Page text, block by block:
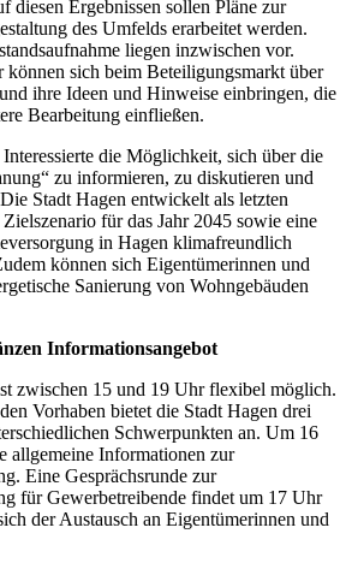
diesen Ergebnissen sollen Pläne zur
des Umfelds erarbeitet werden.
liegen inzwischen vor.
sich beim Beteiligungsmarkt über
ihre Ideen und Hinweise einbringen, die
Bearbeitung einfließen.
die Möglichkeit, sich über die
zu informieren, zu diskutieren und
Stadt Hagen entwickelt als letzten
für das Jahr 2045 sowie eine
in Hagen klimafreundlich
können sich Eigentümerinnen und
Sanierung von Wohngebäuden
Informationsangebot
zwischen 15 und 19 Uhr flexibel möglich.
Vorhaben bietet die Stadt Hagen drei
Schwerpunkten an. Um 16
allgemeine Informationen zur
Eine Gesprächsrunde zur
für Gewerbetreibende findet um 17 Uhr
der Austausch an Eigentümerinnen und